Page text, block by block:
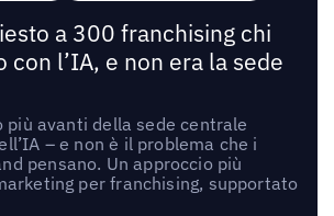
a 300 franchising chi
con l’IA, e non era la sede
più avanti della sede centrale
– e non è il problema che i
pensano. Un approccio più
per franchising, supportato